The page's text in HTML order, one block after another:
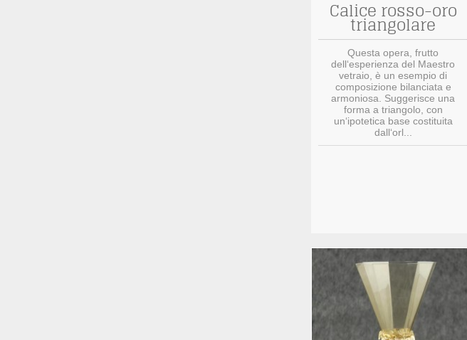
Calice rosso-oro
triangolare
Questa opera, frutto
dell‘esperienza del Maestro
vetraio, è un esempio di
composizione bilanciata e
armoniosa. Suggerisce una
forma a triangolo, con
un‘ipotetica base costituita
dall‘orl...